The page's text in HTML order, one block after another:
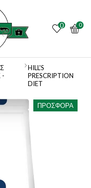
0 0
-
HILL'S
PRESCRIPTION
DIET
ΠΡΟΣΦΟΡΆ